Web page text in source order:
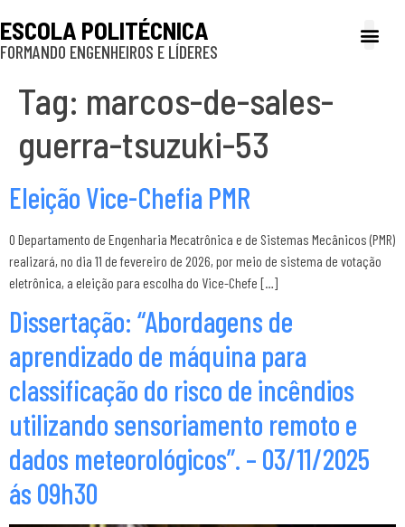
ESCOLA POLITÉCNICA
FORMANDO ENGENHEIROS E LÍDERES
Tag: marcos-de-sales-
guerra-tsuzuki-53
Eleição Vice-Chefia PMR
O Departamento de Engenharia Mecatrônica e de Sistemas Mecânicos (PMR)
realizará, no dia 11 de fevereiro de 2026, por meio de sistema de votação
eletrônica, a eleição para escolha do Vice-Chefe […]
Dissertação: “Abordagens de
aprendizado de máquina para
classificação do risco de incêndios
utilizando sensoriamento remoto e
dados meteorológicos”. – 03/11/2025
ás 09h30